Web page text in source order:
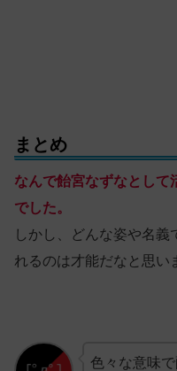
まとめ
なんで飴宮なずなとして
でした。
しかし、どんな姿や名
れるのは才能だなと思い
色々な意味